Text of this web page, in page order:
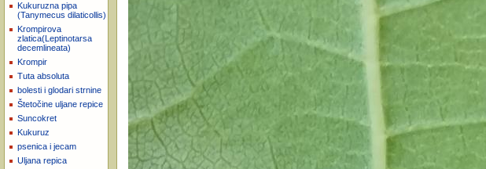
Kukuruzna pipa
(Tanymecus dilaticollis)
Krompirova
zlatica(Leptinotarsa
decemlineata)
Krompir
Tuta absoluta
bolesti i glodari strnine
Štetočine uljane repice
Suncokret
Kukuruz
psenica i jecam
Uljana repica